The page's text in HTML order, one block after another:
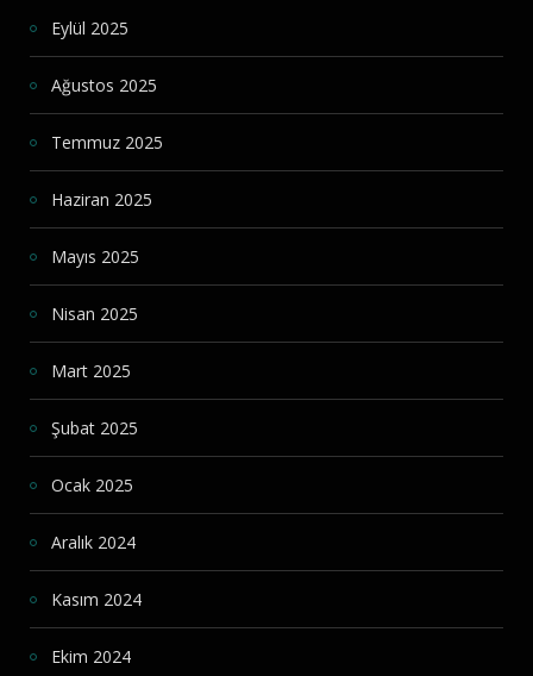
Eylül 2025
Ağustos 2025
Temmuz 2025
Haziran 2025
Mayıs 2025
Nisan 2025
Mart 2025
Şubat 2025
Ocak 2025
Aralık 2024
Kasım 2024
Ekim 2024